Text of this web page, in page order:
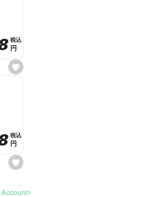
e
s
e
e
税込
税込
円
円
s
e
a
税込
税込
円
円